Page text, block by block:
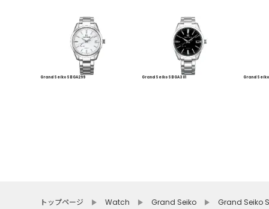
Grand Seiko SBGA299 Grand Seiko SBGA301 Grand
トップページ Watch Grand Seiko Grand Seiko